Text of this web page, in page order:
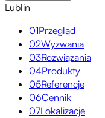
Lublin
01Przegląd
02Wyzwania
03Rozwiązania
04Produkty
05Referencje
06Cennik
07Lokalizacje